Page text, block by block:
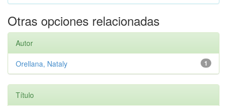
Otras opciones relacionadas
Autor
1
Orellana, Nataly
Título